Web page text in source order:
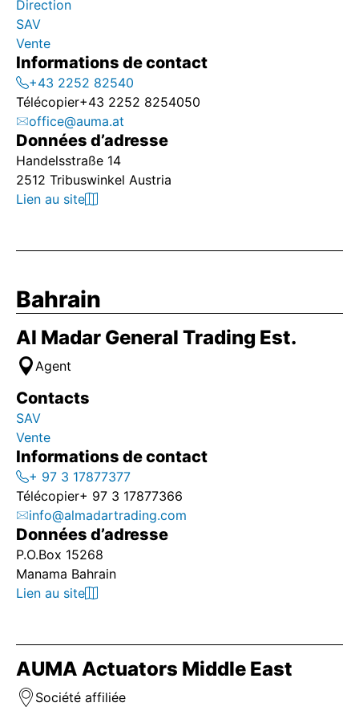
Direction
SAV
Vente
Informations de contact
+43 2252 82540
Télécopier+43 2252 8254050
office@auma.at
Données d’adresse
Handelsstraße 14
2512 Tribuswinkel Austria
Lien au site
Bahrain
Al Madar General Trading Est.
Agent
Contacts
SAV
Vente
Informations de contact
+ 97 3 17877377
Télécopier+ 97 3 17877366
info@almadartrading.com
Données d’adresse
P.O.Box 15268
Manama Bahrain
Lien au site
AUMA Actuators Middle East
Société affiliée